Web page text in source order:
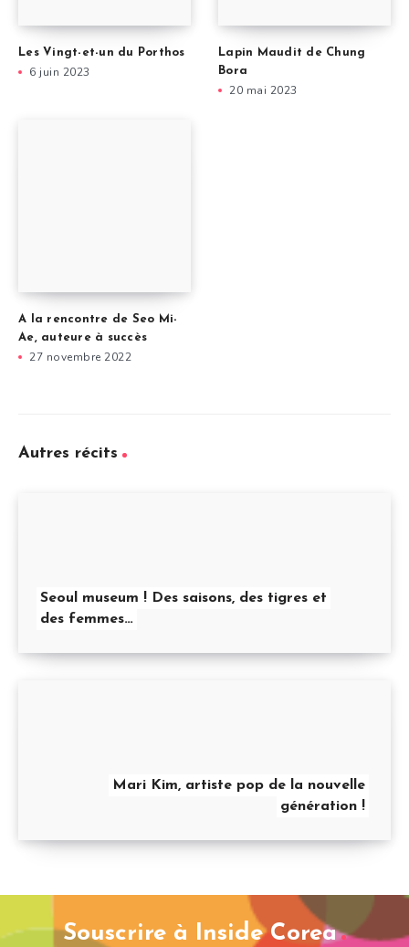
Les Vingt-et-un du Porthos
6 juin 2023
Lapin Maudit de Chung
Bora
20 mai 2023
A la rencontre de Seo Mi-
Ae, auteure à succès
27 novembre 2022
Autres récits
Seoul museum ! Des saisons, des tigres et
des femmes…
Mari Kim, artiste pop de la nouvelle
génération !
Souscrire à Inside Corea